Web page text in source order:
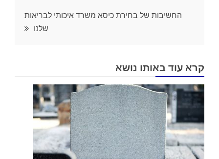
החשיבות של בחירת כיסא משרד איכותי לבריאות
שלנו
קרא עוד באותו נושא